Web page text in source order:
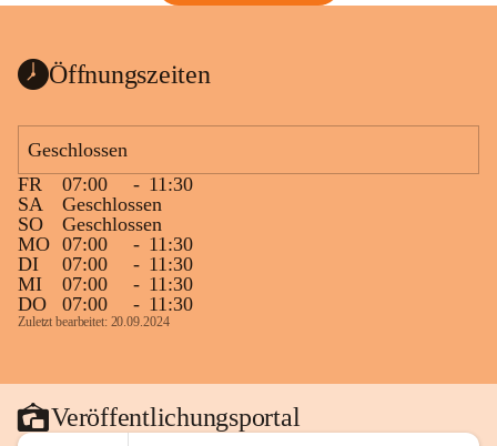
Öffnungszeiten
Geschlossen
FR
07:00 - 11:30
SA
Geschlossen
SO
Geschlossen
MO 07:00 - 11:30
DI
07:00 - 11:30
MI
07:00 - 11:30
DO
07:00 - 11:30
Zuletzt bearbeitet: 20.09.2024
Veröffentlichungsportal